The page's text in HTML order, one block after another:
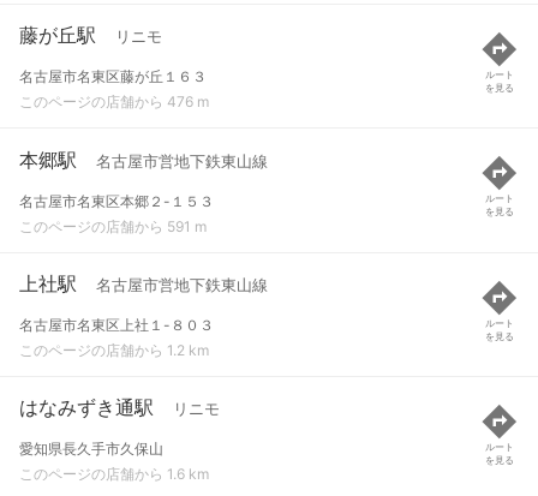
藤が丘駅 リニモ
名古屋市名東区藤が丘１６３
このページの店舗から 476 m
ルート
を見る
本郷駅 名古屋市営地下鉄東山線
名古屋市名東区本郷２-１５３
このページの店舗から 591 m
ルート
を見る
上社駅 名古屋市営地下鉄東山線
名古屋市名東区上社１-８０３
このページの店舗から 1.2 km
ルート
を見る
はなみずき通駅 リニモ
愛知県長久手市久保山
このページの店舗から 1.6 km
ルート
を見る